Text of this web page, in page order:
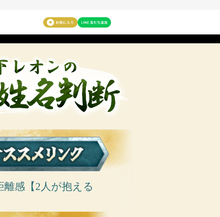
感【2人が抱える